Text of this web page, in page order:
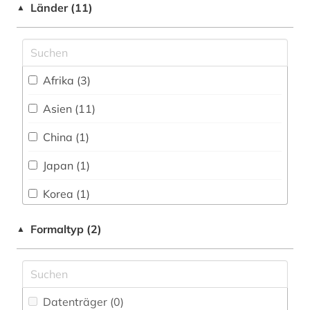
Philosophie (2)
Soziologie (1)
mittelasien <gus> (1)
ostasien (3)
▲ Länder (11)
Afrika (3)
Asien (11)
China (1)
Japan (1)
Korea (1)
Ostasien (1)
Osteuropa (2)
▲ Formaltyp (2)
Datenträger (0)